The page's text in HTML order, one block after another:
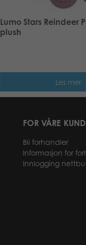
Lumo Stars Reindeer
plush
Les mer
FOR VÅRE
Bli forhandler
Informasjon for
Innlogging